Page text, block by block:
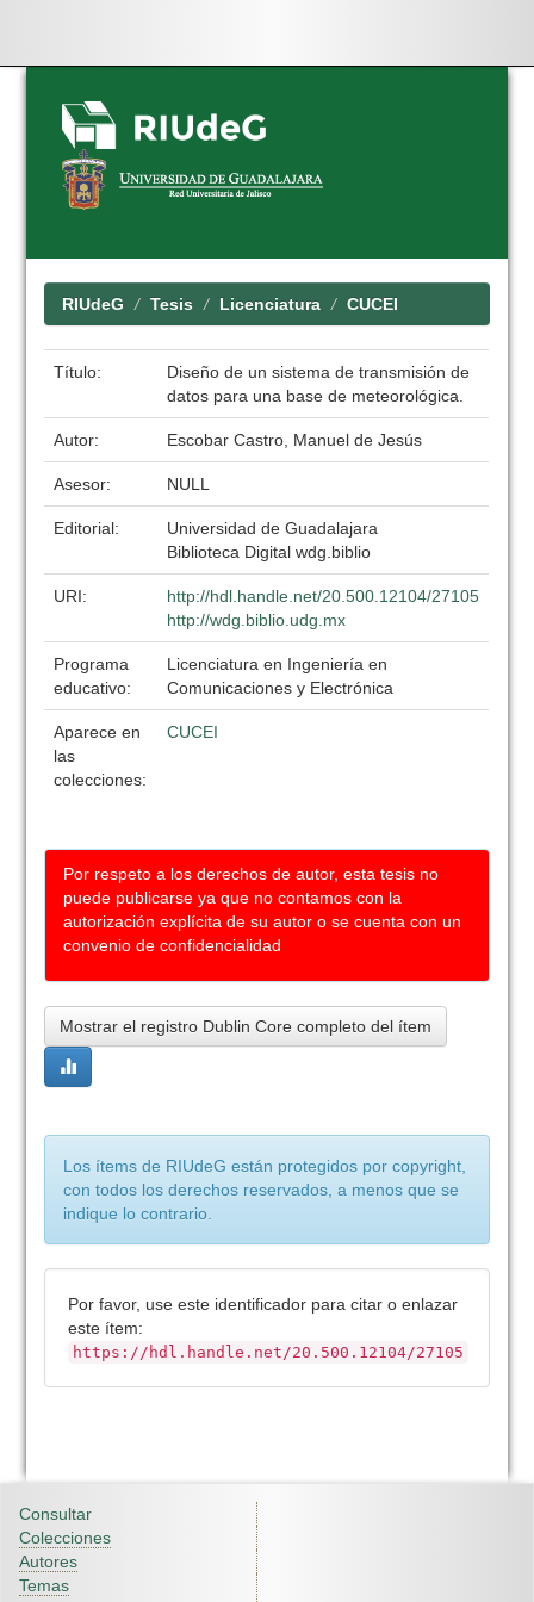
Skip
navigation
RIUdeG Tesis Licenciatura CUCEI
Título:
Diseño de un sistema de transmisión de
datos para una base de meteorológica.
Autor: Escobar Castro, Manuel de Jesús
Asesor: NULL
Editorial:
Universidad de Guadalajara
Biblioteca Digital wdg.biblio
URI:
http://hdl.handle.net/20.500.12104/27105
http://wdg.biblio.udg.mx
Programa
educativo:
Licenciatura en Ingeniería en
Comunicaciones y Electrónica
Aparece en
las
colecciones:
CUCEI
Por respeto a los derechos de autor, esta tesis no
puede publicarse ya que no contamos con la
autorización explícita de su autor o se cuenta con un
convenio de confidencialidad
Mostrar el registro Dublin Core completo del ítem
Los ítems de RIUdeG están protegidos por copyright,
con todos los derechos reservados, a menos que se
indique lo contrario.
Por favor, use este identificador para citar o enlazar
este ítem:
https://hdl.handle.net/20.500.12104/27105
Consultar
Colecciones
Autores
Temas